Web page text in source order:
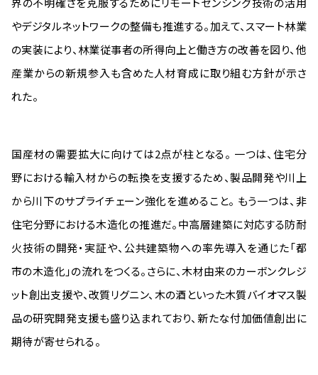
やデジタルネットワークの整備も推進する。加えて、スマート林業
の実装により、林業従事者の所得向上と働き方の改善を図り、他
産業からの新規参入も含めた人材育成に取り組む方針が示さ
れた。
国産材の需要拡大に向けては2点が柱となる。 一つは、住宅分
野における輸入材からの転換を支援するため、製品開発や川上
から川下のサプライチェーン強化を進めること。 もう一つは、非
住宅分野における木造化の推進だ。中高層建築に対応する防耐
火技術の開発・実証や、公共建築物への率先導入を通じた「都
市の木造化」の流れをつくる。さらに、木材由来のカーボンクレジ
ット創出支援や、改質リグニン、木の酒といった木質バイオマス製
品の研究開発支援も盛り込まれており、新たな付加価値創出に
期待が寄せられる。